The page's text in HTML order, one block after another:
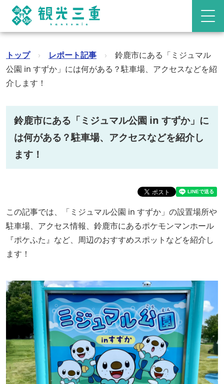
トップ › レポート記事 ›
鈴鹿市にある「ミジュマル
公園 in すずか」には何がある？駐車場、アクセスなどを紹
介します！
鈴鹿市にある「ミジュマル公園 in すずか」に
は何がある？駐車場、アクセスなどを紹介し
ます！
この記事では、「ミジュマル公園 in すずか」の設置場所や
駐車場、アクセス情報、鈴鹿市にあるポケモンマンホール
『ポケふた』など、周辺のおすすめスポットなどを紹介し
ます！